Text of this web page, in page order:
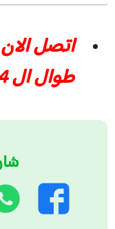
اتصل
طوال ال 24 ساعه